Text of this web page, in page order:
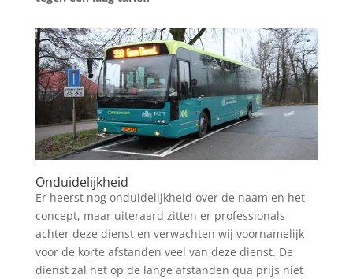
Onduidelijkheid
Er heerst nog onduidelijkheid over de naam en het
concept, maar uiteraard zitten er professionals
achter deze dienst en verwachten wij voornamelijk
voor de korte afstanden veel van deze dienst. De
dienst zal het op de lange afstanden qua prijs niet